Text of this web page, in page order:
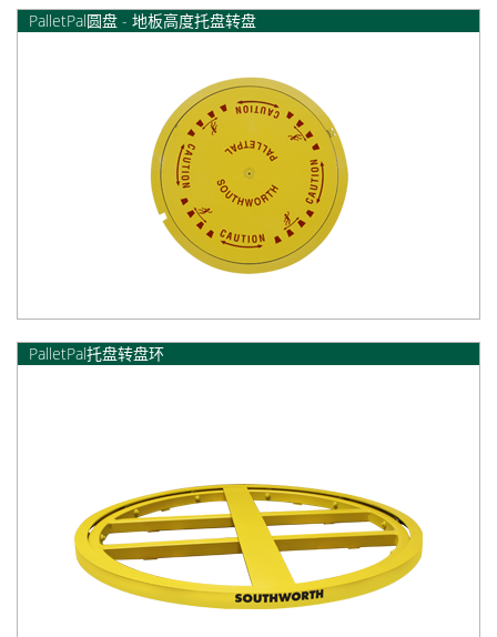
PalletPal圆盘 - 地板高度托盘转盘
PalletPal托盘转盘环